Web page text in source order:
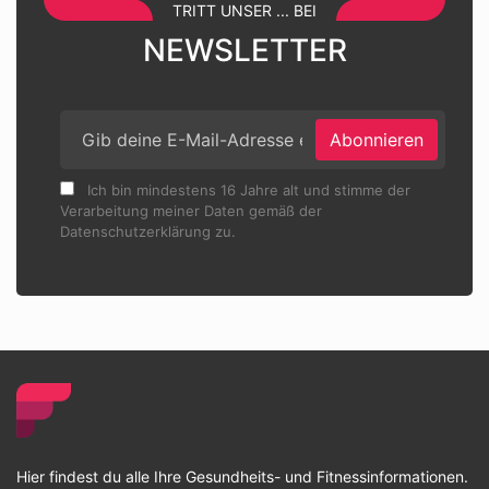
TRITT UNSER ... BEI
NEWSLETTER
Abonnieren
Ich bin mindestens 16 Jahre alt und stimme der
Verarbeitung meiner Daten gemäß der
Datenschutzerklärung zu.
Hier findest du alle Ihre Gesundheits- und Fitnessinformationen.